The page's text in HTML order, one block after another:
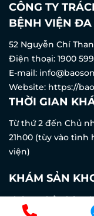
CÔNG TY
BỆNH VIỆN ĐA
52 Nguyễn Chí
Điện thoại: 1900
E-mail:
Website: https://
THỜI GIAN
Từ thứ 2 đến Chủ
21h00 (tùy vào
viện)
KHÁM SẢN
Thứ 2 - Chủ nhật: